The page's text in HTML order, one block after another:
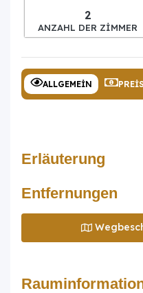
2
ANZAHL DER ZIMMER
ALLGEMEIN
Erläuterung
Entfernungen